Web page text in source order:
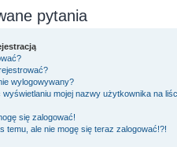
pytania
wylogowywany?
mojej nazwy użytkownika na
się zalogować!
temu, ale nie mogę się teraz zalogować!?!